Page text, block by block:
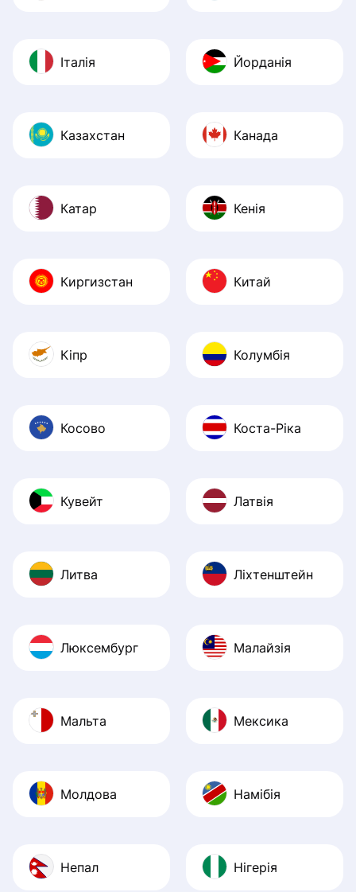
Італія Йорданія
Казахстан Канада
Катар Кенія
Киргизстан Китай
Кіпр Колумбія
Косово Коста-Ріка
Кувейт Латвія
Литва Ліхтенштейн
Люксембург Малайзія
Мальта Мексика
Молдова Намібія
Непал Нігерія